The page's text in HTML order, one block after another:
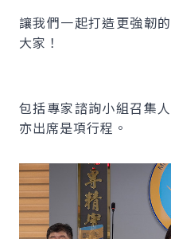
讓我們一起打造更強韌
大家！
包括專家諮詢小組召集
亦出席是項行程。